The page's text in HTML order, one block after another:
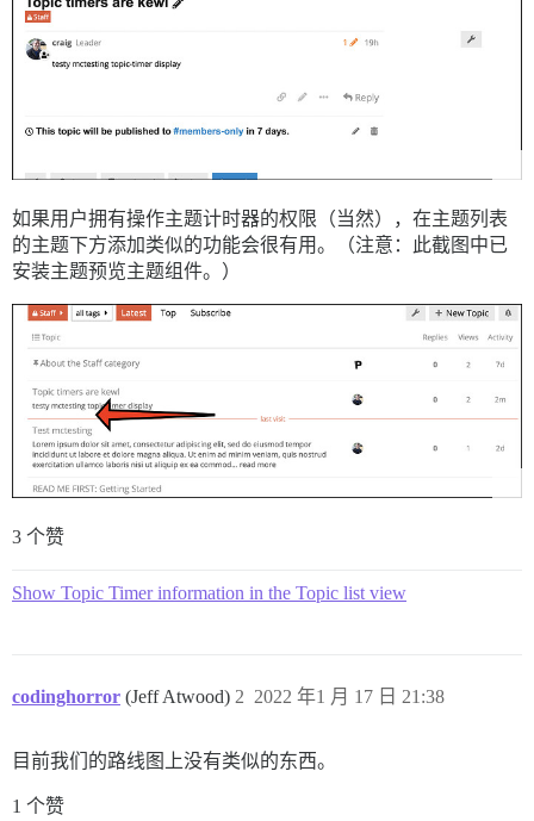
如果用户拥有操作主题计时器的权限（当然），在主题列表
的主题下方添加类似的功能会很有用。（注意：此截图中已
安装主题预览主题组件。）
3 个赞
Show Topic Timer information in the Topic list view
codinghorror (Jeff Atwood) 2022 年1 月 17 日 21:38
2
目前我们的路线图上没有类似的东西。
1 个赞